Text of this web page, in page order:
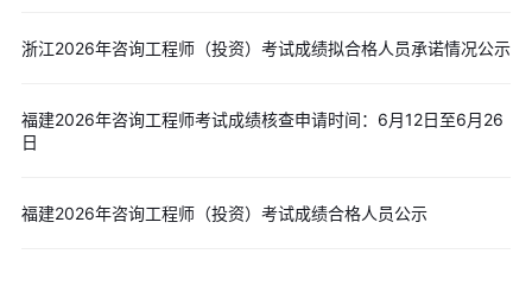
​​辅助资料​​：培训班讲义/视频课件（适合自学困难者）、历年真
网"、"优路教育"等平台提供的资源）。
​​知识点归纳总结​​：制作笔记或卡片式记忆材料，方便反复记
浙江2026年咨询工程师（投资）考试成绩拟合格人员承诺情况公示
福建2026年咨询工程师考试成绩核查申请时间：6月12日至6月26
日
福建2026年咨询工程师（投资）考试成绩合格人员公示